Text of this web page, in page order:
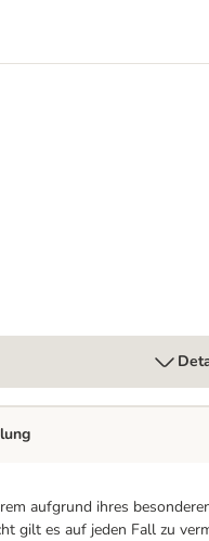
aufgrund ihres
gilt es auf jeden Fall zu